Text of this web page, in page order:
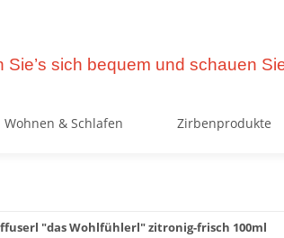
sich bequem und schauen
Wohnen & Schlafen Zirbenprodukte –
"das Wohlfühlerl" zitronig-frisch 100ml